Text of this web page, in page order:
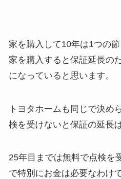
家を購入して10年は1つの
家を購入すると保証延長の
になっていると思います。
トヨタホームも同じで決め
検を受けないと保証の延長
25年目までは無料で点検を
で特別にお金は必要なわけ